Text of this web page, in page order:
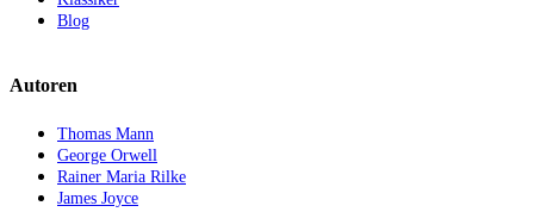
Blog
Autoren
Thomas Mann
George Orwell
Rainer Maria Rilke
James Joyce